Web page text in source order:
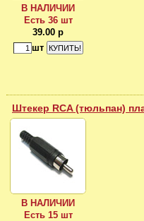
В НАЛИЧИИ
Есть 36 шт
39.00 р
шт
Штекер RCA (тюльпан)
В НАЛИЧИИ
Есть 15 шт